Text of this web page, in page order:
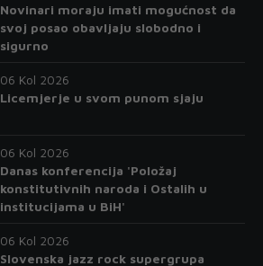
Novinari moraju imati mogućnost da
svoj posao obavljaju slobodno i
sigurno
06 Kol 2026
Licemjerje u svom punom sjaju
06 Kol 2026
Danas konferencija 'Položaj
konstitutivnih naroda i Ostalih u
institucijama u BiH'
06 Kol 2026
Slovenska jazz rock supergrupa